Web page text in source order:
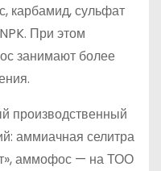
карбамид, сульфат
При этом
занимают более
производственный
аммиачная селитра
аммофос — на ТОО